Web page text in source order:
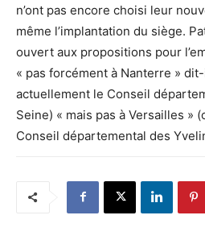
n’ont pas encore choisi leur
même l’implantation du siège.
ouvert aux propositions pour
« pas forcément à Nanterre »
actuellement le Conseil
Seine) « mais pas à Versailles »
Conseil départemental des